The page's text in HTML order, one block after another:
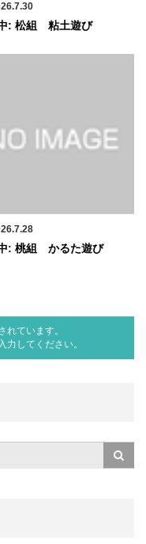
: 松組 粘土遊び
: 桃組 かるた遊び
れています。
力してください。